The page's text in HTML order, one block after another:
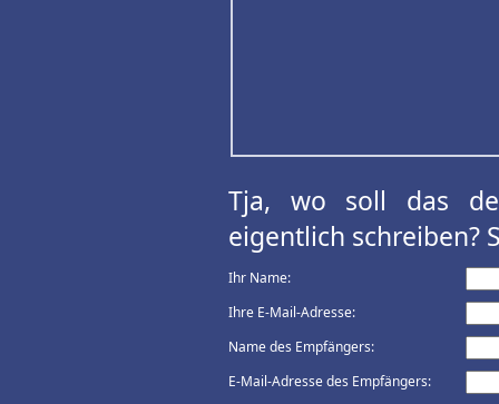
Tja, wo soll das
eigentlich schreiben?
Ihr Name:
Ihre E-Mail-Adresse:
Name des Empfängers:
E-Mail-Adresse des Empfängers: